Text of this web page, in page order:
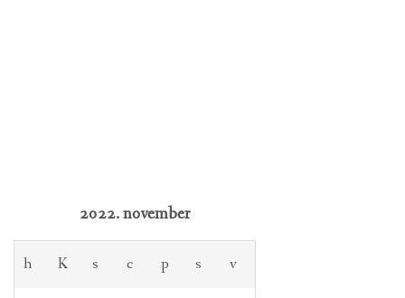
2022. november
h K s c p s v